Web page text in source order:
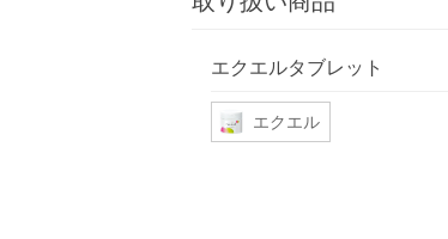
エクエルタブレット
エクエル